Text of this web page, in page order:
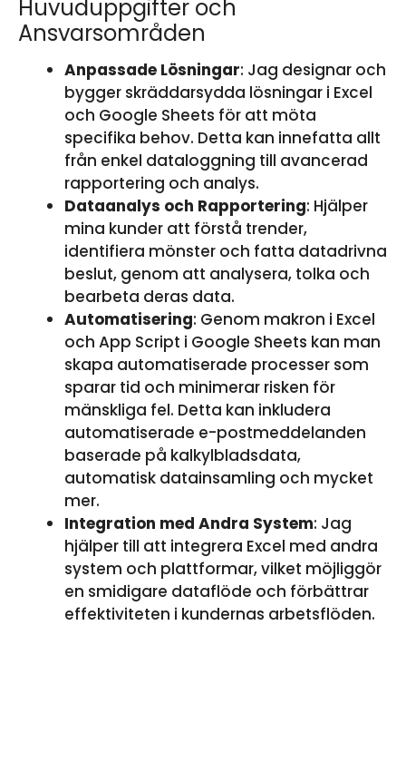
Huvuduppgifter och
Ansvarsområden
Anpassade Lösningar: Jag designar och
bygger skräddarsydda lösningar i Excel
och Google Sheets för att möta
specifika behov. Detta kan innefatta allt
från enkel dataloggning till avancerad
rapportering och analys.
Dataanalys och Rapportering: Hjälper
mina kunder att förstå trender,
identifiera mönster och fatta datadrivna
beslut, genom att analysera, tolka och
bearbeta deras data.
Automatisering: Genom makron i Excel
och App Script i Google Sheets kan man
skapa automatiserade processer som
sparar tid och minimerar risken för
mänskliga fel. Detta kan inkludera
automatiserade e-postmeddelanden
baserade på kalkylbladsdata,
automatisk datainsamling och mycket
mer.
Integration med Andra System: Jag
hjälper till att integrera Excel med andra
system och plattformar, vilket möjliggör
en smidigare dataflöde och förbättrar
effektiviteten i kundernas arbetsflöden.